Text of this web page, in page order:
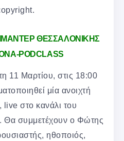
ΘΕΣΣΑΛΟΝΙΚΗΣ
PODCLASS
11 Μαρτίου, στις 18:00
μία ανοιχτή
live στο κανάλι του
Θα συμμετέχουν ο Φώτης
ηθοποιός,